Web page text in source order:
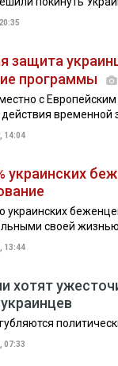
защита
программы
с
временной
14:04
украинских
украинских
своей жизнью
13:44
хотят
07:33